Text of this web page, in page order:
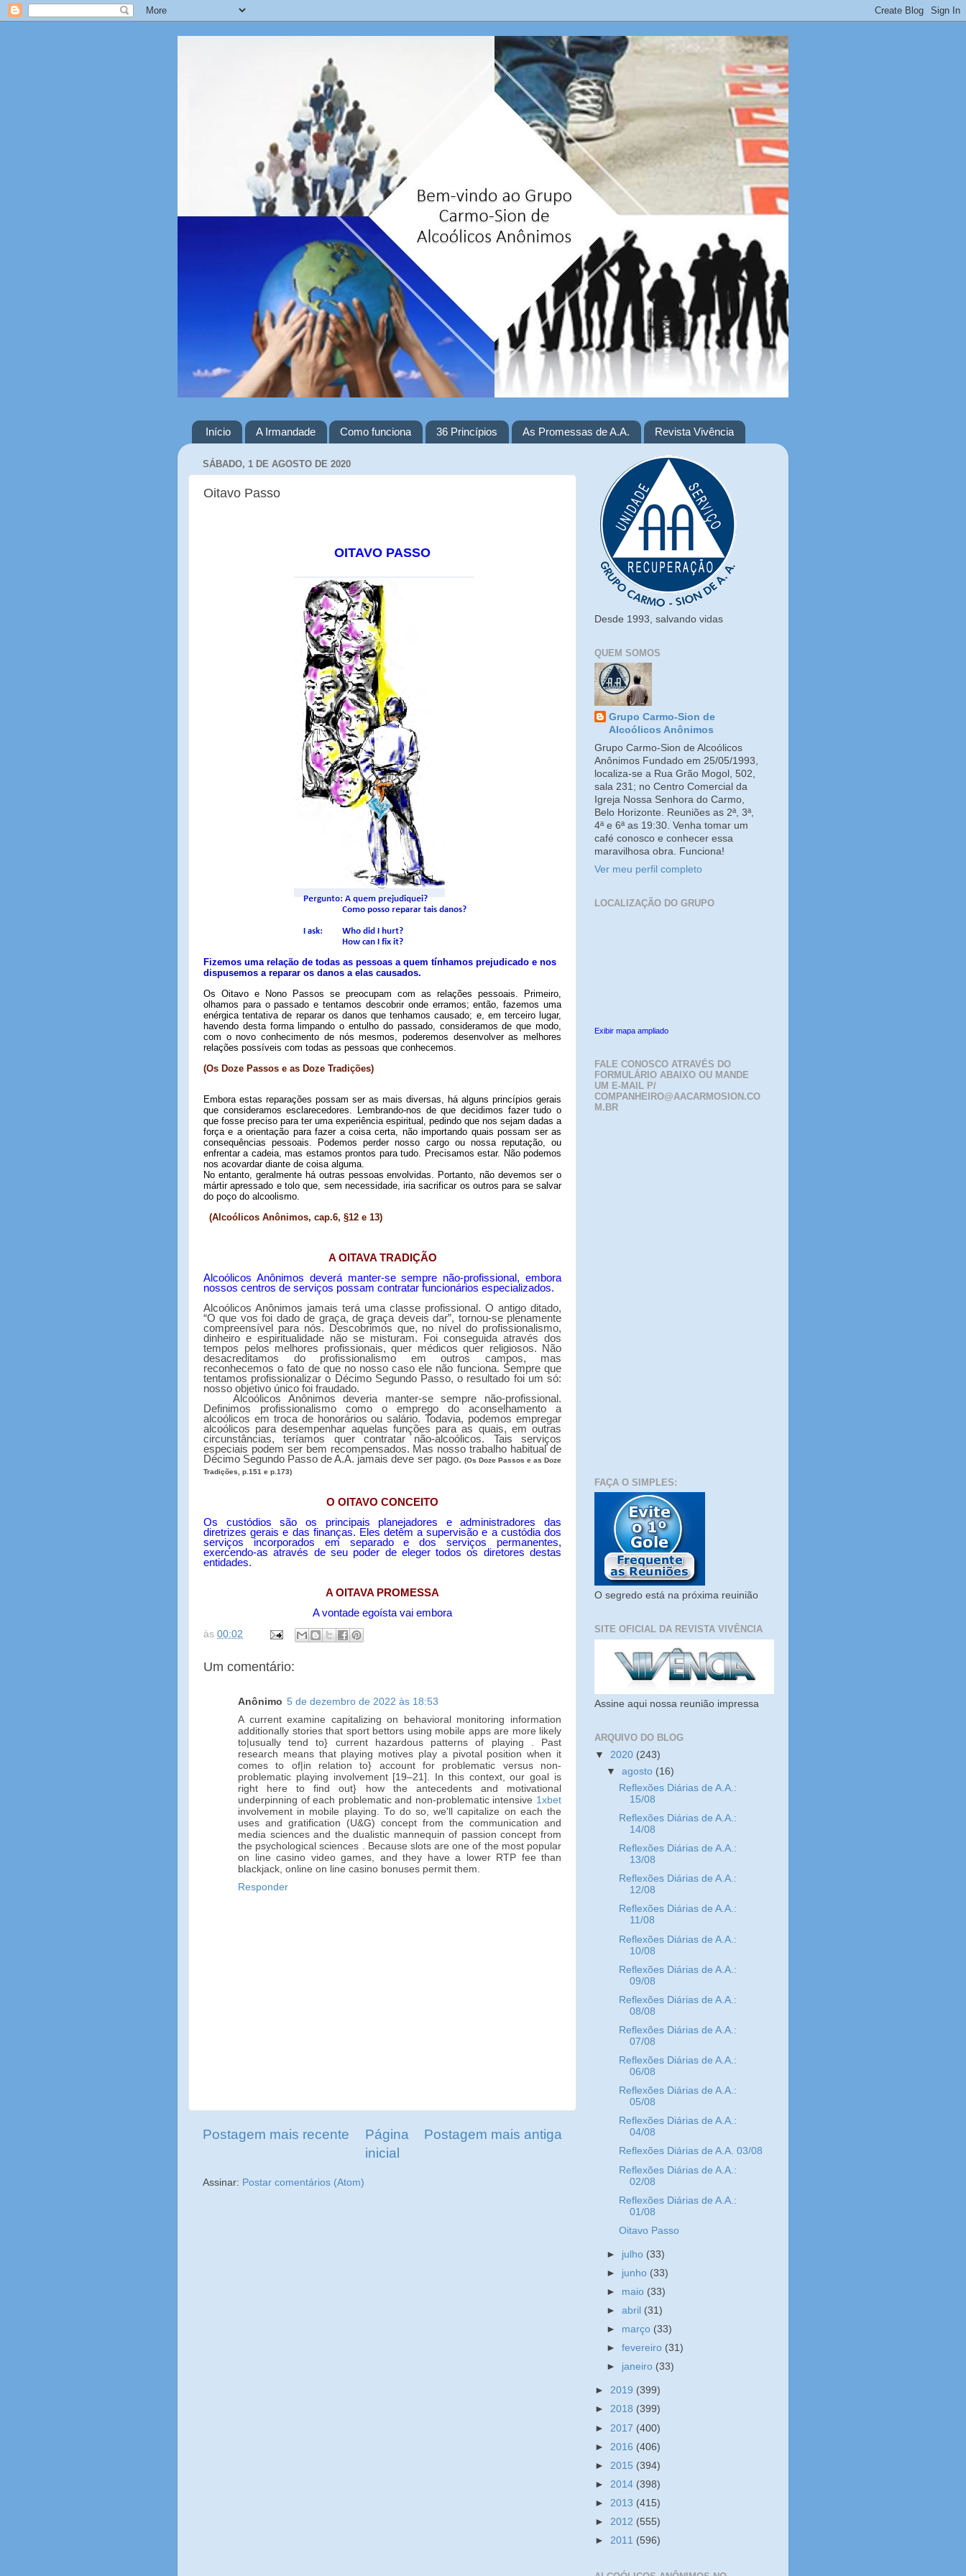
Início A Irmandade Como funciona 36 Princípios As Promessas de A.A. Revista Vivência
SÁBADO, 1 DE AGOSTO DE 2020
Oitavo Passo
OITAVO PASSO
Fizemos uma relação de todas as pessoas a quem tínhamos prejudicado e nos
dispusemos a reparar os danos a elas causados.
Os Oitavo e Nono Passos se preocupam com as relações pessoais. Primeiro,
olhamos para o passado e tentamos descobrir onde erramos; então, fazemos uma
enérgica tentativa de reparar os danos que tenhamos causado; e, em terceiro lugar,
havendo desta forma limpando o entulho do passado, consideramos de que modo,
com o novo conhecimento de nós mesmos, poderemos desenvolver as melhores
relações possíveis com todas as pessoas que conhecemos.
(Os Doze Passos e as Doze Tradições)
Embora estas reparações possam ser as mais diversas, há alguns princípios gerais
que consideramos esclarecedores. Lembrando-nos de que decidimos fazer tudo o
que fosse preciso para ter uma experiência espiritual, pedindo que nos sejam dadas a
força e a orientação para fazer a coisa certa, não importando quais possam ser as
consequências pessoais. Podemos perder nosso cargo ou nossa reputação, ou
enfrentar a cadeia, mas estamos prontos para tudo. Precisamos estar. Não podemos
nos acovardar diante de coisa alguma.
No entanto, geralmente há outras pessoas envolvidas. Portanto, não devemos ser o
mártir apressado e tolo que, sem necessidade, iria sacrificar os outros para se salvar
do poço do alcoolismo.
(Alcoólicos Anônimos, cap.6, §12 e 13)
A OITAVA TRADIÇÃO
Alcoólicos Anônimos deverá manter-se sempre não-profissional, embora
nossos centros de serviços possam contratar funcionários especializados.
Alcoólicos Anônimos jamais terá uma classe profissional. O antigo ditado,
“O que vos foi dado de graça, de graça deveis dar”, tornou-se plenamente
compreensível para nós. Descobrimos que, no nível do profissionalismo,
dinheiro e espiritualidade não se misturam. Foi conseguida através dos
tempos pelos melhores profissionais, quer médicos quer religiosos. Não
desacreditamos do profissionalismo em outros campos, mas
reconhecemos o fato de que no nosso caso ele não funciona. Sempre que
tentamos profissionalizar o Décimo Segundo Passo, o resultado foi um só:
nosso objetivo único foi fraudado.
Alcoólicos Anônimos deveria manter-se sempre não-profissional.
Definimos profissionalismo como o emprego do aconselhamento a
alcoólicos em troca de honorários ou salário. Todavia, podemos empregar
alcoólicos para desempenhar aquelas funções para as quais, em outras
circunstâncias, teríamos quer contratar não-alcoólicos. Tais serviços
especiais podem ser bem recompensados. Mas nosso trabalho habitual de
Décimo Segundo Passo de A.A. jamais deve ser pago. (Os Doze Passos e as Doze
Tradições, p.151 e p.173)
O OITAVO CONCEITO
Os custódios são os principais planejadores e administradores das
diretrizes gerais e das finanças. Eles detêm a supervisão e a custódia dos
serviços incorporados em separado e dos serviços permanentes,
exercendo-as através de seu poder de eleger todos os diretores destas
entidades.
A OITAVA PROMESSA
A vontade egoísta vai embora
às 00:02
Um comentário:
Anônimo 5 de dezembro de 2022 às 18:53
A current examine capitalizing on behavioral monitoring information
additionally stories that sport bettors using mobile apps are more likely
to|usually tend to} current hazardous patterns of playing . Past
research means that playing motives play a pivotal position when it
comes to of|in relation to} account for problematic versus non-
problematic playing involvement [19–21]. In this context, our goal is
right here to find out} how the antecedents and motivational
underpinning of each problematic and non-problematic intensive 1xbet
involvement in mobile playing. To do so, we'll capitalize on each the
uses and gratification (U&G) concept from the communication and
media sciences and the dualistic mannequin of passion concept from
the psychological sciences . Because slots are one of the most popular
on line casino video games, and they have a lower RTP fee than
blackjack, online on line casino bonuses permit them.
Responder
Postagem mais recente Postagem mais antiga
Página
inicial
Assinar: Postar comentários (Atom)
Desde 1993, salvando vidas
QUEM SOMOS
Grupo Carmo-Sion de
Alcoólicos Anônimos
Grupo Carmo-Sion de Alcoólicos
Anônimos Fundado em 25/05/1993,
localiza-se a Rua Grão Mogol, 502,
sala 231; no Centro Comercial da
Igreja Nossa Senhora do Carmo,
Belo Horizonte. Reuniões as 2ª, 3ª,
4ª e 6ª as 19:30. Venha tomar um
café conosco e conhecer essa
maravilhosa obra. Funciona!
Ver meu perfil completo
LOCALIZAÇÃO DO GRUPO
Exibir mapa ampliado
FALE CONOSCO ATRAVÉS DO
FORMULÁRIO ABAIXO OU MANDE
UM E-MAIL P/
COMPANHEIRO@AACARMOSION.CO
M.BR
FAÇA O SIMPLES:
O segredo está na próxima reuinião
SITE OFICIAL DA REVISTA VIVÊNCIA
Assine aqui nossa reunião impressa
ARQUIVO DO BLOG
▼ 2020 (243)
▼agosto (16)
Reflexões Diárias de A.A.:
15/08
Reflexões Diárias de A.A.:
14/08
Reflexões Diárias de A.A.:
13/08
Reflexões Diárias de A.A.:
12/08
Reflexões Diárias de A.A.:
11/08
Reflexões Diárias de A.A.:
10/08
Reflexões Diárias de A.A.:
09/08
Reflexões Diárias de A.A.:
08/08
Reflexões Diárias de A.A.:
07/08
Reflexões Diárias de A.A.:
06/08
Reflexões Diárias de A.A.:
05/08
Reflexões Diárias de A.A.:
04/08
Reflexões Diárias de A.A. 03/08
Reflexões Diárias de A.A.:
02/08
Reflexões Diárias de A.A.:
01/08
Oitavo Passo
► julho (33)
► junho (33)
► maio (33)
►abril (31)
► março (33)
►fevereiro (31)
► janeiro (33)
► 2019 (399)
► 2018 (399)
► 2017 (400)
► 2016 (406)
► 2015 (394)
► 2014 (398)
► 2013 (415)
► 2012 (555)
► 2011 (596)